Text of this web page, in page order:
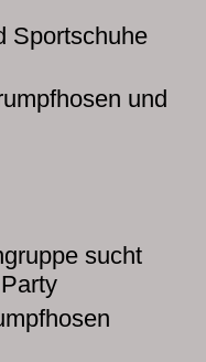
Sportschuhe
und
sucht